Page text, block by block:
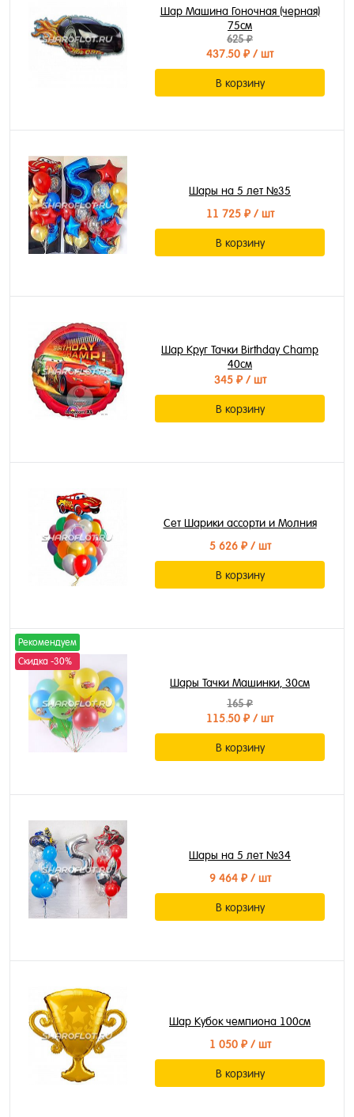
Шар Машина Гоночная (черная)
75см
625 ₽
437.50 ₽/ шт
В корзину
Шары на 5 лет №35
11 725 ₽/ шт
В корзину
Шар Круг Тачки Birthday Champ
40см
345 ₽/ шт
В корзину
Сет Шарики ассорти и Молния
5 626 ₽/ шт
В корзину
Рекомендуем
Скидка -30%
Шары Тачки Машинки, 30см
165 ₽
115.50 ₽/ шт
В корзину
Шары на 5 лет №34
9 464 ₽/ шт
В корзину
Шар Кубок чемпиона 100см
1 050 ₽/ шт
В корзину